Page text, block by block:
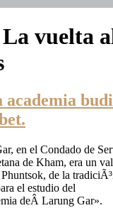
La vuelta
en el Condado de
de Kham, era un
de la
el estudio del
deÂ Larung Gar».